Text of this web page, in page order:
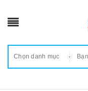
Chọn danh mục